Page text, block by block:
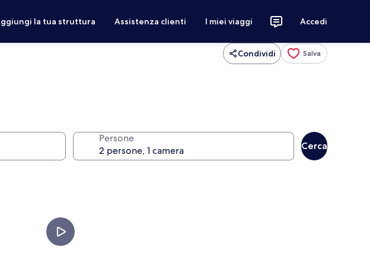
la tua struttura Assistenza clienti I miei viaggi Accedi
Condividi Salva
Persone
Cerca